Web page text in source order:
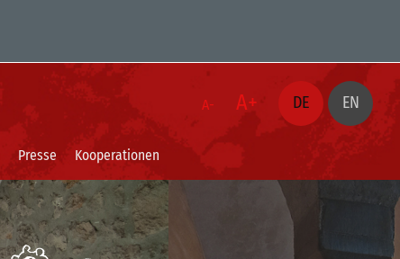
Kooperationen
Presse
A- A+ DE EN